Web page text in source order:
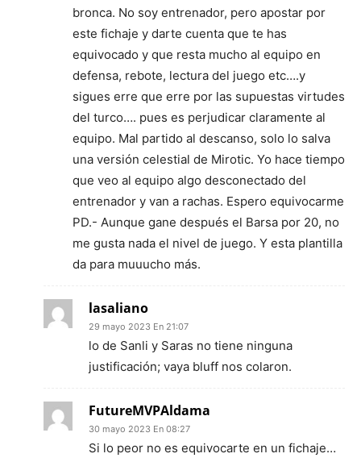
bronca. No soy entrenador, pero apostar por
este fichaje y darte cuenta que te has
equivocado y que resta mucho al equipo en
defensa, rebote, lectura del juego etc….y
sigues erre que erre por las supuestas virtudes
del turco…. pues es perjudicar claramente al
equipo. Mal partido al descanso, solo lo salva
una versión celestial de Mirotic. Yo hace tiempo
que veo al equipo algo desconectado del
entrenador y van a rachas. Espero equivocarme
PD.- Aunque gane después el Barsa por 20, no
me gusta nada el nivel de juego. Y esta plantilla
da para muuucho más.
lasaliano
29 mayo 2023 En 21:07
lo de Sanli y Saras no tiene ninguna
justificación; vaya bluff nos colaron.
FutureMVPAldama
30 mayo 2023 En 08:27
Si lo peor no es equivocarte en un fichaje…